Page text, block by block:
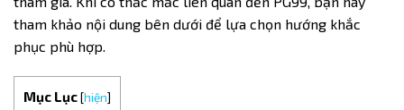
tham khảo nội dung bên dưới để lựa chọn hướng khắc
phục phù hợp.
Mục Lục[hiện]